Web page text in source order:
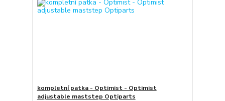
kompletní patka - Optimist - Optimist
adjustable maststep Optiparts